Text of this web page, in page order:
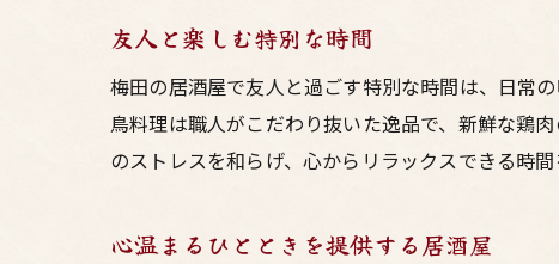
友人と楽しむ特別な時間
梅田の居酒屋で友人と過ごす特別な時間は、日常
鳥料理は職人がこだわり抜いた逸品で、新鮮な鶏
のストレスを和らげ、心からリラックスできる時間
心温まるひとときを提供する居酒屋